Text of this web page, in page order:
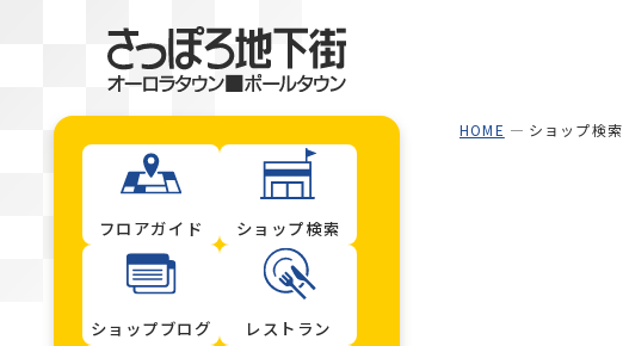
フロアガイド ショップ検索
ショップブログ レストラン
HOME ショップ検索